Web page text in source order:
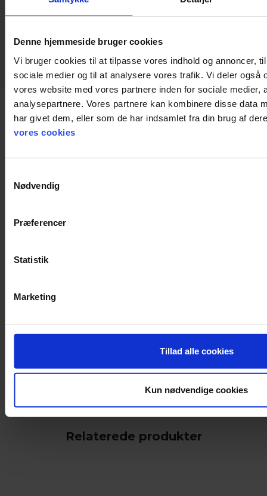
Denne hjemmeside bruger cookies
Vi bruger cookies til at tilpasse vores indhold og annoncer,
sociale medier og til at analysere vores trafik. Vi deler også
vores website med vores partnere inden for sociale medier,
analysepartnere. Vores partnere kan kombinere disse data
har givet dem, eller som de har indsamlet fra din brug af
vores cookies
Nødvendig
Præferencer
Statistik
Marketing
Tillad alle cookies
Kun nødvendige cookies
Brugsanvisning
Relaterede produkter